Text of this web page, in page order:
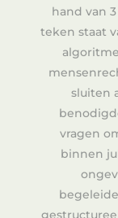
hand van
teken staat
sluiten
vragen
binnen